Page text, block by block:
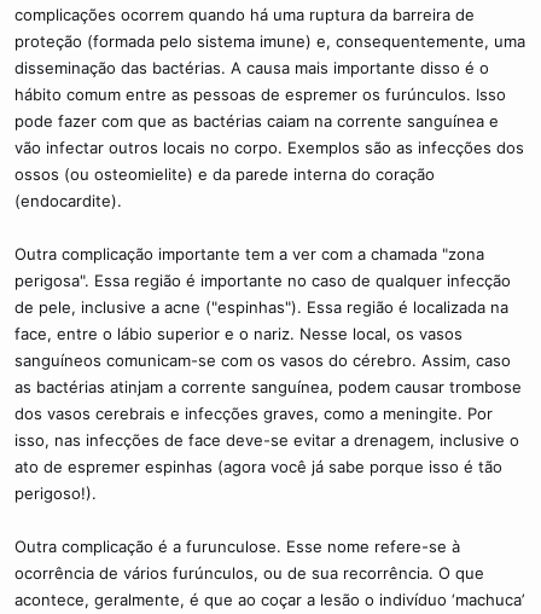
complicações ocorrem quando há uma ruptura da barreira de
proteção (formada pelo sistema imune) e, consequentemente, uma
disseminação das bactérias. A causa mais importante disso é o
hábito comum entre as pessoas de espremer os furúnculos. Isso
pode fazer com que as bactérias caiam na corrente sanguínea e
vão infectar outros locais no corpo. Exemplos são as infecções dos
ossos (ou osteomielite) e da parede interna do coração
(endocardite).
Outra complicação importante tem a ver com a chamada "zona
perigosa". Essa região é importante no caso de qualquer infecção
de pele, inclusive a acne ("espinhas"). Essa região é localizada na
face, entre o lábio superior e o nariz. Nesse local, os vasos
sanguíneos comunicam-se com os vasos do cérebro. Assim, caso
as bactérias atinjam a corrente sanguínea, podem causar trombose
dos vasos cerebrais e infecções graves, como a meningite. Por
isso, nas infecções de face deve-se evitar a drenagem, inclusive o
ato de espremer espinhas (agora você já sabe porque isso é tão
perigoso!).
Outra complicação é a furunculose. Esse nome refere-se à
ocorrência de vários furúnculos, ou de sua recorrência. O que
acontece, geralmente, é que ao coçar a lesão o indivíduo ‘machuca’